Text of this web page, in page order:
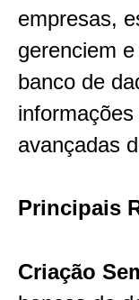
empresas,
gerenciem
banco de
avançadas
Principais
Criação